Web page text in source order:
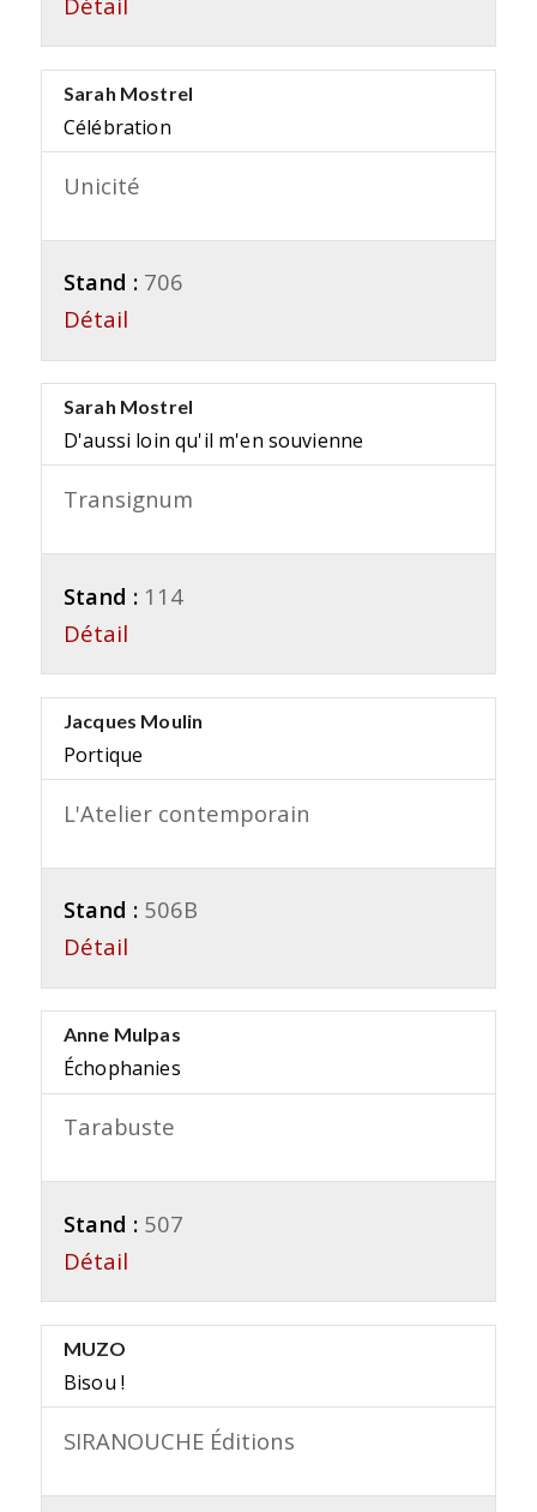
Sarah Mostrel
Célébration
Unicité
Stand : 706
Détail
Sarah Mostrel
D'aussi loin qu'il m'en souvienne
Transignum
Stand : 114
Détail
Jacques Moulin
Portique
L'Atelier contemporain
Stand : 506B
Détail
Anne Mulpas
Échophanies
Tarabuste
Stand : 507
Détail
MUZO
Bisou !
SIRANOUCHE Éditions